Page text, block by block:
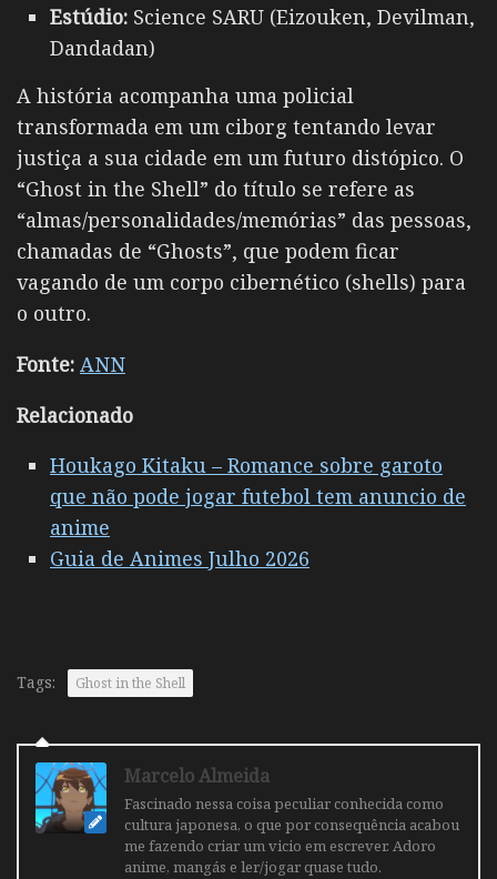
Estúdio: Science SARU (Eizouken, Devilman,
Dandadan)
A história acompanha uma policial
transformada em um ciborg tentando levar
justiça a sua cidade em um futuro distópico. O
“Ghost in the Shell” do título se refere as
“almas/personalidades/memórias” das pessoas,
chamadas de “Ghosts”, que podem ficar
vagando de um corpo cibernético (shells) para
o outro.
Fonte: ANN
Relacionado
Houkago Kitaku – Romance sobre garoto
que não pode jogar futebol tem anuncio de
anime
Guia de Animes Julho 2026
Tags: Ghost in the Shell
Marcelo Almeida
Fascinado nessa coisa peculiar conhecida como
cultura japonesa, o que por consequência acabou
me fazendo criar um vicio em escrever. Adoro
anime, mangás e ler/jogar quase tudo.